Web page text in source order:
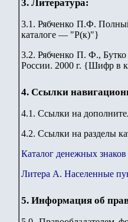
3. Литература:
3.1. Рябченко П.Ф.
каталоге — "Р(к)"}
3.2.Рябченко П. Ф.,
России. 2000 г. {Шифр в
4. Ссылки
4.1. Ссылки на
4.2. Ссылки на разделы
Каталог денежных
Литера А. Населенные
5. Информация об